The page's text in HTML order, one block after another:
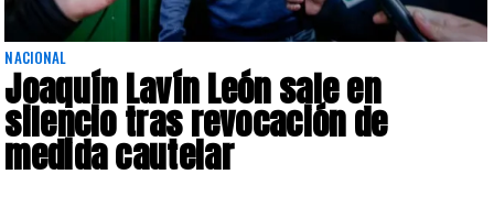
NACIONAL
Joaquín Lavín León sale en
silencio tras revocación de
medida cautelar